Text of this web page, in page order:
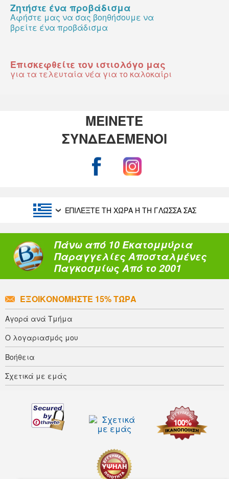
Ζητήστε ένα προβάδισμα
Αφήστε μας να σας βοηθήσουμε να
βρείτε ένα προβάδισμα
Επισκεφθείτε τον ιστιολόγο μας
για τα τελευταία νέα για το καλοκαίρι
ΜΕΙΝΕΤΕ
ΣΥΝΔΕΔΕΜΕΝΟΙ
ΕΠΙΛΈΞΤΕ ΤΗ ΧΏΡΑ Ή ΤΗ ΓΛΏΣΣΑ ΣΑΣ
Πάνω από 10 Εκατομμύρια
Παραγγελίες Αποσταλμένες
Παγκοσμίως Από το 2001
ΕΞΟΙΚΟΝΟΜΉΣΤΕ 15% ΤΏΡΑ
Αγορά ανά Τμήμα
Ο λογαριασμός μου
Βοήθεια
Σχετικά με εμάς